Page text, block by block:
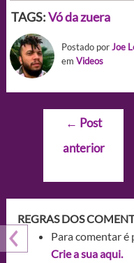
TAGS:Vó da zuera
Postado porJoe
em Videos
Navegação
Post
← Post
anterior
REGRAS DOS
Para comentar é
Crie a sua aqui.